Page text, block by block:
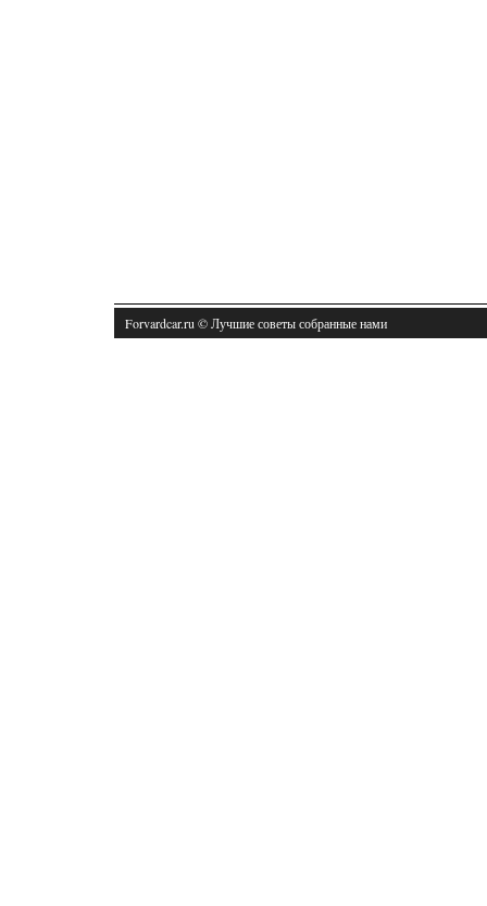
Forvardcar.ru © Лучшие советы собранные нами